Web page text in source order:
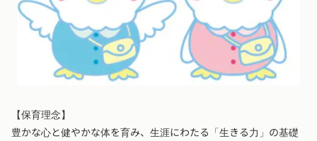
【保育理念】
豊かな心と健やかな体を育み、生涯にわたる「生きる力」の基礎